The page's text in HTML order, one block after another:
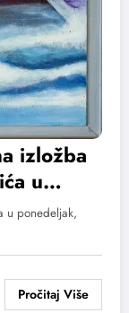
izložba
u
u ponedeljak,